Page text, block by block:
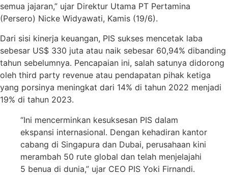
semua jajaran,” ujar Direktur Utama PT Pertamina
(Persero) Nicke Widyawati, Kamis (19/6).
Dari sisi kinerja keuangan, PIS sukses mencetak laba
sebesar US$ 330 juta atau naik sebesar 60,94% dibanding
tahun sebelumnya. Pencapaian ini, salah satunya didorong
oleh third party revenue atau pendapatan pihak ketiga
yang porsinya meningkat dari 14% di tahun 2022 menjadi
19% di tahun 2023.
“Ini mencerminkan kesuksesan PIS dalam
ekspansi internasional. Dengan kehadiran kantor
cabang di Singapura dan Dubai, perusahaan kini
merambah 50 rute global dan telah menjelajahi
5 benua di dunia,” ujar CEO PIS Yoki Firnandi.